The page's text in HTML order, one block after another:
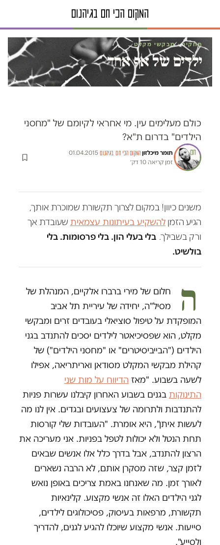
תחקיר · מבקשי מקלט
ילדים של אף אחד
כולם מעלימים עין. מי אחראי לקיומם של "מחסני
הילדים" בדרום ת"א?
תומר מיכלזון·המקום הכי חם בגיהנום·
01.04.2015
·
זמן קריאה 10 דק׳
משנים כיוון! במקום לצרוך תקשורת שמוכרת אותך,
הגיע הזמן להשקיע בעיתונות עצמאית שעובדת אך
ורק בשבילך. בלי בעלי הון. בלי פרסומות. בלי
בולשיט.
ה
חלום של מירי ברברו אלקיים, המנהלת של
מסיל"ה, יחידה של עיריית תל אביב
המופקדת על טיפול סוציאלי בעובדים זרים ומבקשי
מקלט, הוא שפסיכיאטר לילדים יסכים להתנדב בגני
הילדים ("הבייביסיטרים" או "מחסני הילדים") של
קהילת מבקשי המקלט מסודאן ואריתריאה, אפילו
לשעה בשבוע. "מאז הדיווח על מות שני
התינוקות בגנים בשבוע האחרון קיבלנו עשרות פניות
להתנדבות ולתרומה של צעצועים ובגדים. אין לנו מה
לעשות איתן", היא אומרת. "העובדות שלי קורסות
תחת הנטל ולא יכולות לטפל בפניות. אני מעריכה את
הרצון להתנדב, אבל בדרך כלל אלו אנשים שבאים
לזמן קצר, שזה מסקרן אותם, לא הרבה נשארים
לאורך זמן. מה שאנחנו באמת צריכים באופן נואש
לגני הילדים האלו זה אנשי מקצוע. קלינאיות
תקשורת, מרפאות בעיסוק, פסיכולוגים לילדים,
סייעות. אנשי מקצוע שיוכלו להגיע לגנים, להדריך
ולסייע".